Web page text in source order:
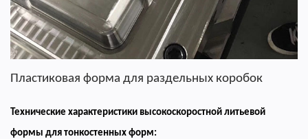
Пластиковая форма для раздельных коробок
Технические характеристики высокоскоростной литьевой
формы для тонкостенных форм: